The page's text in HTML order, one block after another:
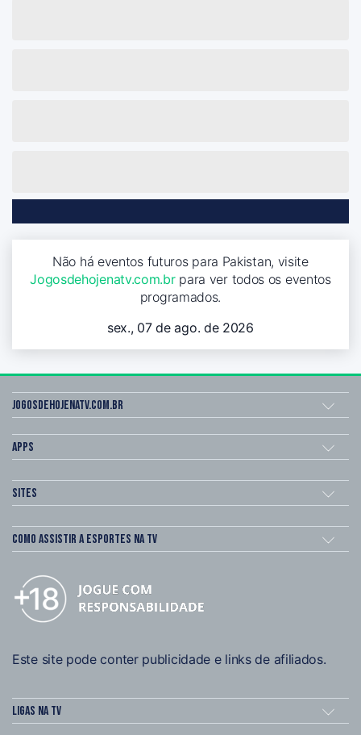
Não há eventos futuros para Pakistan, visite
Jogosdehojenatv.com.brpara ver todos os eventos
programados.
sex., 07 de ago. de 2026
Jogosdehojenatv.com.br
Apps
Sites
Como assistir a esportes na TV
Este site pode conter publicidade e links de afiliados.
Ligas na TV